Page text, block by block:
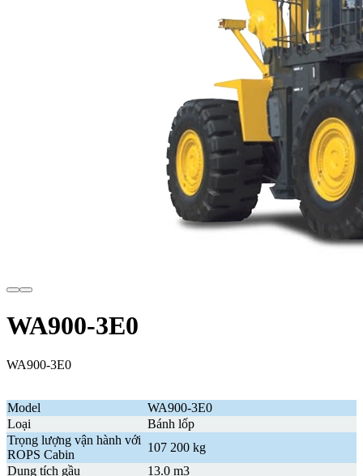
WA900-3E0
WA900-3E0
Model
WA900-3E0
Loại
Bánh lốp
Trọng lượng vận hành với
ROPS Cabin
107 200 kg
Dung tích gầu
13.0 m3